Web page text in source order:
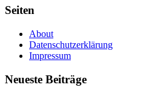
Seiten
About
Datenschutzerklärung
Impressum
Neueste Beiträge